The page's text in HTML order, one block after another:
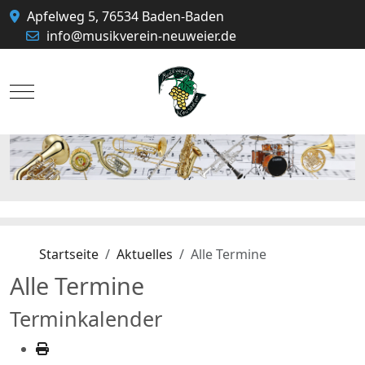
Apfelweg 5, 76534 Baden-Baden
info@musikverein-neuweier.de
Mobile Menu Toggle
Startseite Aktuelles Alle Termine
Alle Termine
Terminkalender